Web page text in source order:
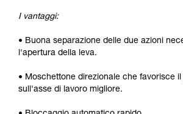
I vantaggi:
• Buona separazione delle due azioni
l'apertura della leva.
• Moschettone direzionale che favorisce
sull'asse di lavoro migliore.